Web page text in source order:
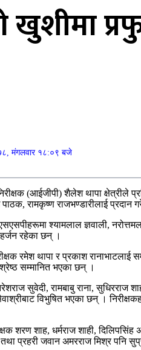
मंगलवार १८:०९ बजे
(आईजीपी) शैलेश थापा
रामकृष्ण राजभण्डारीलाई प्रदान
श्यामलाल ज्ञवाली,
रहेका छन् ।
रमेश थापा र प्रकाश
सम्मानित भएका छन् ।
सुवेदी, रामबाबु राना, सुधिरराज
विभुषित भएका छन् ।
शरण शाह, धर्मराज शाही,
तथा प्रहरी जवान अमरराज मिश्र पनि